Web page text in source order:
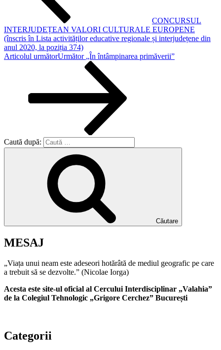
CONCURSUL
INTERJUDEȚEAN VALORI CULTURALE EUROPENE
(înscris în Lista activităților educative regionale și interjudețene din
anul 2020, la poziția 374)
Articolul următorUrmător „În întâmpinarea primăverii”
Caută după:
Căutare
MESAJ
„Viața unui neam este adeseori hotărâtă de mediul geografic pe care
a trebuit să se dezvolte.” (Nicolae Iorga)
Acesta este site-ul oficial al Cercului Interdisciplinar „Valahia”
de la Colegiul Tehnologic „Grigore Cerchez” București
Categorii